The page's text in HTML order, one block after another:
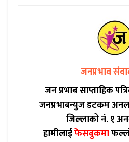
जनप्रभाव
जन प्रभाब साप्ताहिक
जनप्रभाबन्युज डटकम
जिल्लाको नं. १
हामीलाईफेसबुकमा